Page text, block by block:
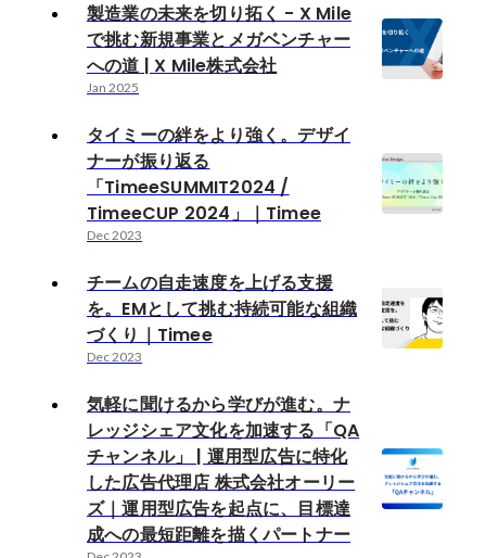
製造業の未来を切り拓く - X Mile
で挑む新規事業とメガベンチャー
への道 | X Mile株式会社
Jan 2025
タイミーの絆をより強く。デザイ
ナーが振り返る
「TimeeSUMMIT2024 /
TimeeCUP 2024」｜Timee
Dec 2023
チームの自走速度を上げる支援
を。EMとして挑む持続可能な組織
づくり｜Timee
Dec 2023
気軽に聞けるから学びが進む。ナ
レッジシェア文化を加速する「QA
チャンネル」 | 運用型広告に特化
した広告代理店 株式会社オーリー
ズ｜運用型広告を起点に、目標達
成への最短距離を描くパートナー